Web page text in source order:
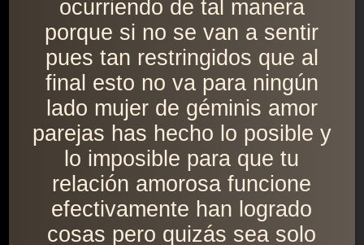
ocurriendo de tal manera
porque si no se van a sentir
pues tan restringidos que al
final esto no va para ningún
lado mujer de géminis amor
parejas has hecho lo posible y
lo imposible para que tu
relación amorosa funcione
efectivamente han logrado
cosas pero quizás sea solo